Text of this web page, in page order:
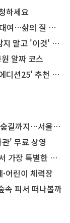
하세요
의 질 높인다
'이것' 해보세요!
알짜 코스
25' 추천 코스
울둘레길 15코스
' 무료 상영
편의점의 정체
어린이 체력장
속 피서 떠나볼까